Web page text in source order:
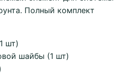
Полный комплект
шт)
шайбы (1 шт)